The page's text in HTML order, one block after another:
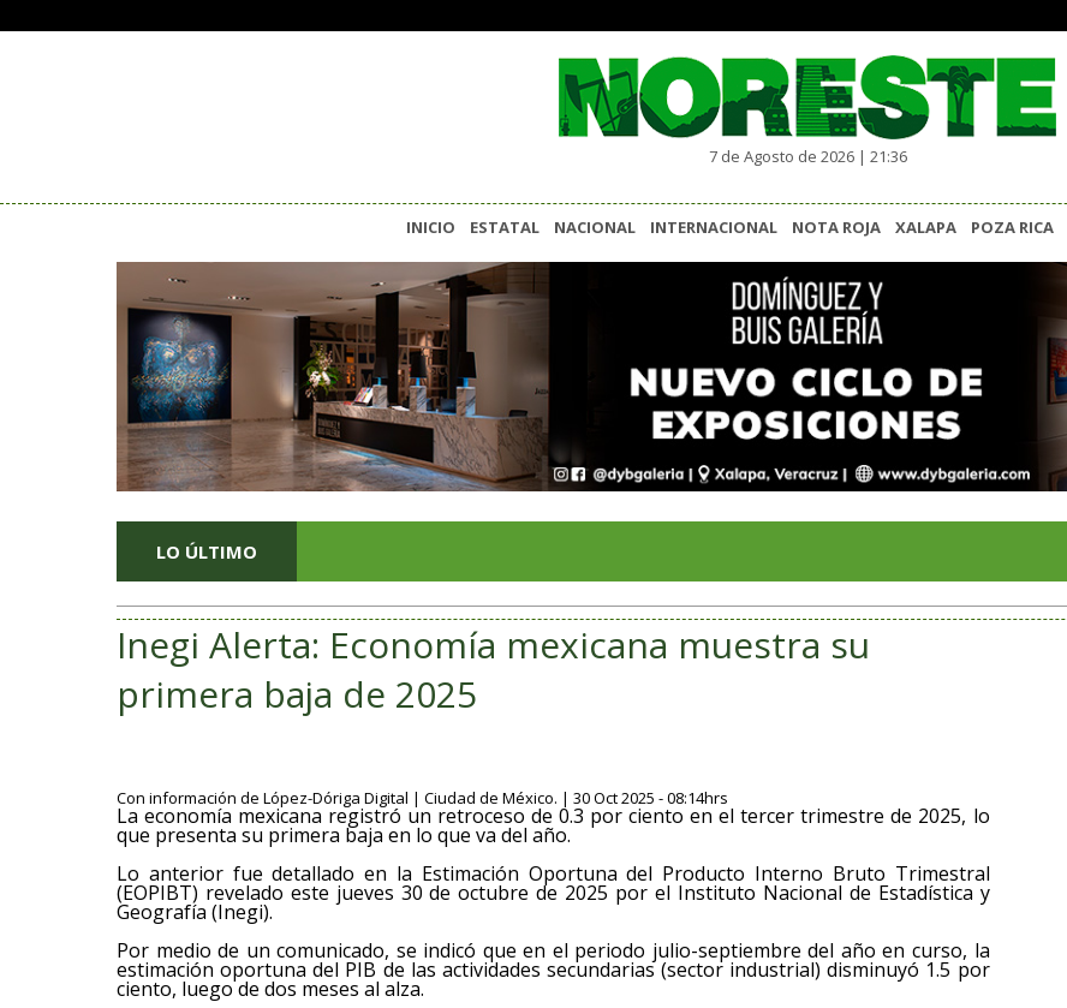
7 de Agosto de 2026 | 21:36
INICIO ESTATAL NACIONAL INTERNACIONAL NOTA ROJA XALAPA POZA RICA
LO ÚLTIMO
Inegi Alerta: Economía mexicana muestra su
primera baja de 2025
Con información de López-Dóriga Digital | Ciudad de México. | 30 Oct 2025 - 08:14hrs
La economía mexicana registró un retroceso de 0.3 por ciento en el tercer trimestre de 2025, lo
que presenta su primera baja en lo que va del año.
Lo anterior fue detallado en la Estimación Oportuna del Producto Interno Bruto Trimestral
(EOPIBT) revelado este jueves 30 de octubre de 2025 por el Instituto Nacional de Estadística y
Geografía (Inegi).
Por medio de un comunicado, se indicó que en el periodo julio-septiembre del año en curso, la
estimación oportuna del PIB de las actividades secundarias (sector industrial) disminuyó 1.5 por
ciento, luego de dos meses al alza.